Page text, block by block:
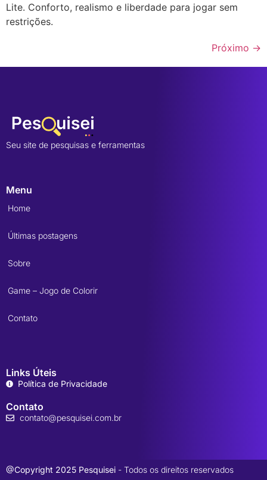
Lite. Conforto, realismo e liberdade para jogar sem
restrições.
Próximo →
Seu site de pesquisas e ferramentas
Menu
Home
Últimas postagens
Sobre
Game – Jogo de Colorir
Contato
Links Úteis
Política de Privacidade
Contato
contato@pesquisei.com.br
@Copyright 2025 Pesquisei - Todos os direitos reservados